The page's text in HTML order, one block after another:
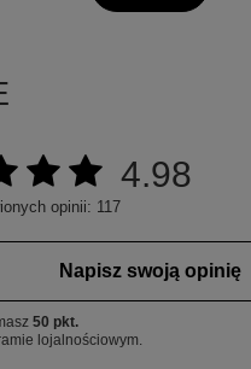
Zobacz więcej
4.98
opinii: 117
Napisz swoją opinię
50 pkt.
lojalnościowym.